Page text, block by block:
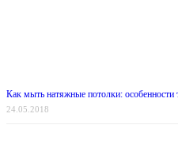
Как мыть натяжные потолки: особенности
24.05.2018